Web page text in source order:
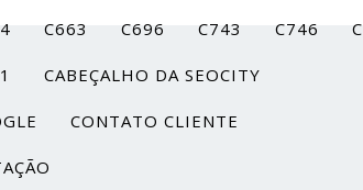
C663 C696 C743 C746
CABEÇALHO DA SEOCITY
CONTATO CLIENTE